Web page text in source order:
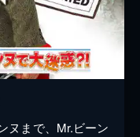
ヌまで、Mr.ビーン